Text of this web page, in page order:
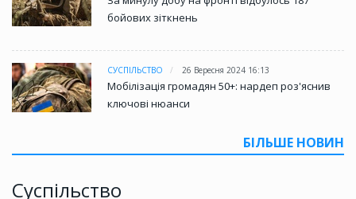
бойових зіткнень
СУСПІЛЬСТВО 26 Вересня 2024 16:13
Мобілізація громадян 50+: нардеп роз'яснив
ключові нюанси
БІЛЬШЕ НОВИН
Суспільство